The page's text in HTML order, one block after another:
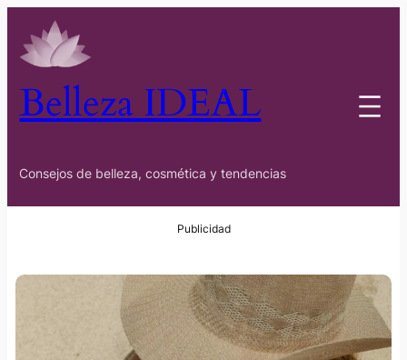
Belleza IDEAL
Consejos de belleza, cosmética y tendencias